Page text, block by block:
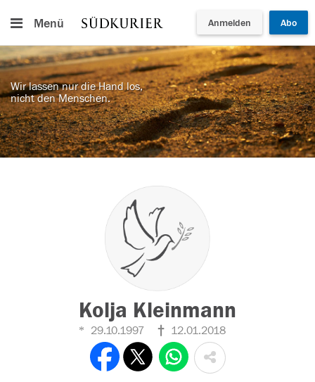
Menü Anmelden Abo
Wir lassen nur die Hand los,
nicht den Menschen.
Kolja Kleinmann
29.10.1997 12.01.2018